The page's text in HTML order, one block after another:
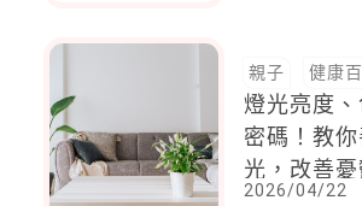
親子 健康
燈光亮度
密碼！教
光，改善憂
2026/04/22